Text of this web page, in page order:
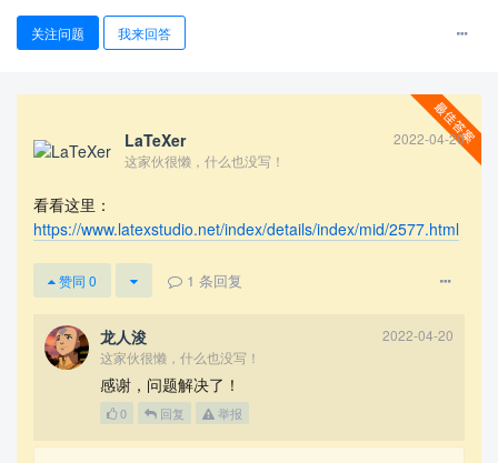
{\centering} p{4cm}<{\centering}}
        \bicaption{表}{table}
        column1 & column2 & column3 \\
        \endfirsthead
        \multicolumn{3}{c}%
d)}\\
        \toprule[1.5pt]
        \midrule[0.5pt]
        \endhead
        \endfoot
        \bottomrule[1.5pt]
        \endlastfoot
关注问题 我来回答
LaTeXer
2022-04-20
这家伙很懒，什么也没写！
看看这里：
https://www.latexstudio.net/index/details/index/mid/2577.html
赞同 0 1 条回复
龙人浚
2022-04-20
这家伙很懒，什么也没写！
感谢，问题解决了！
0 回复 举报